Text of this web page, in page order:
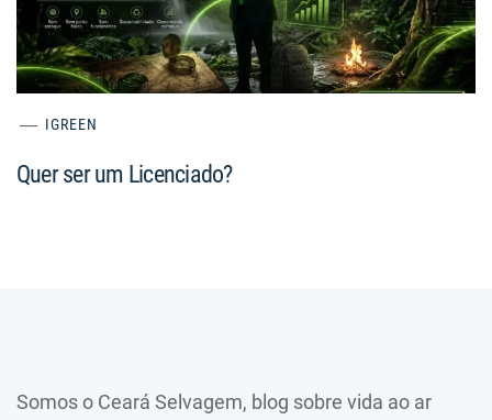
IGREEN
Quer ser um Licenciado?
Somos o Ceará Selvagem, blog sobre vida ao ar